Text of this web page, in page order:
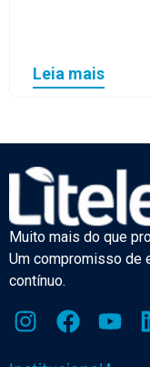
Leia mais
Muito mais do que
Um compromisso de
contínuo.